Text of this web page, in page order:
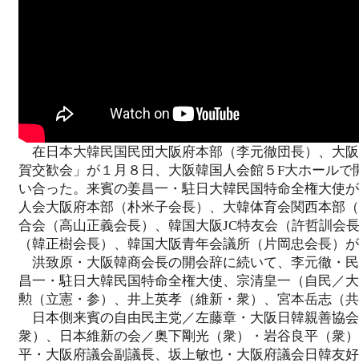
在日本大韓民国民団大阪府本部（李元徹団長）、大
賀交歓会」が１月８日、大阪韓国人会館５F大ホール
い合った。来賓の姜昌一・駐日大韓民国特命全権大使
人会大阪府本部（朴米子会長）、大韓体育会関西本部
合会（高山正義会長）、韓国大阪JC特友会（許哲訓会
（韓正樹会長）、韓国大阪青年会議所（片岡忠会長
洪致原・大阪韓商会長の開会辞に続いて、李元徹・
昌一・駐日大韓民国特命全権大使、宗清皇一（自民／
勲（立憲・参）、井上英孝（維新・衆）、宮本岳志（
日本側来賓の自由民主党／左藤章・大阪日韓親善協
衆）、日本維新の会／奥下剛光（衆）・岩谷良平（衆
平・大阪府議会副議長、坂上敏也・大阪府議会日韓友